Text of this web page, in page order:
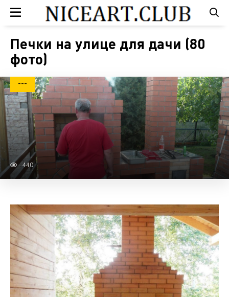
Печки на улице для дачи (80
фото)
---
440